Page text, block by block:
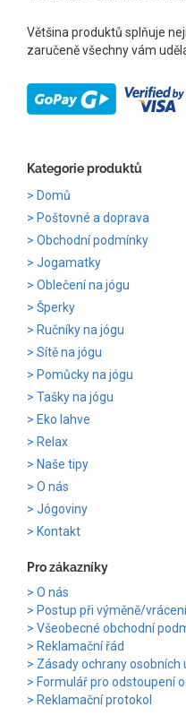
Většina produktů splňuje
zaručeně všechny vám
Kategorie produktů
Domů
Poštovné a doprava
Obchodní podmínky
Jogamatky
Oblečení na jógu
Šperky
Ručníky na jógu
Sítě na jógu
Pomůcky na jógu
Tašky na jógu
Eko lahve
Relax
Naše tipy
O nás
Jógoviny
Kontakt
Pro zákazníky
O nás
Postup při výměně/
Všeobecné obchodní
Reklamační řád
Zásady ochrany osobních
Formulář pro odstoupení
Reklamační protokol